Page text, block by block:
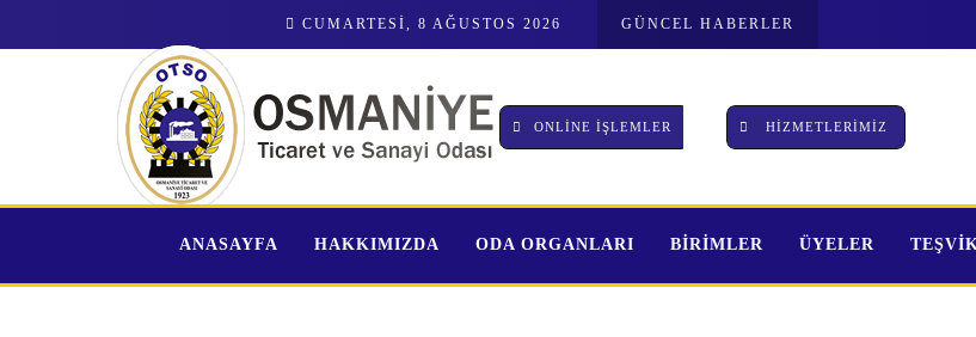
CUMARTESI, 8 AĞUSTOS 2026 GÜNCEL HABERLER
ONLİNE İŞLEMLER HİZMETLERİMİZ
ANASAYFA HAKKIMIZDA ODA ORGANLARI BİRİMLER ÜYELER